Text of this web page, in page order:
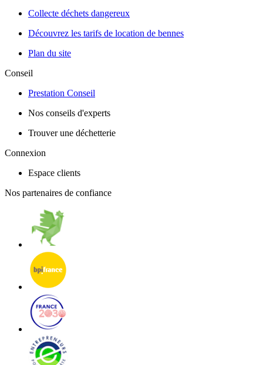
Collecte déchets dangereux
Découvrez les tarifs de location de bennes
Plan du site
Conseil
Prestation Conseil
Nos conseils d'experts
Trouver une déchetterie
Connexion
Espace clients
Nos partenaires de confiance